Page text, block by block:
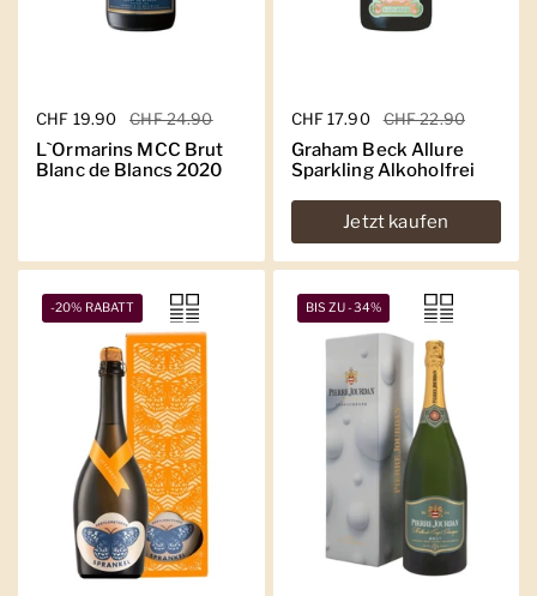
Regulärer Preis
CHF 19.90 Sale-Preis
CHF 24.90
L`Ormarins MCC Brut
Blanc de Blancs 2020
Regulärer Preis
CHF 17.90 Sale-Preis
CHF 22.90
Graham Beck Allure
Sparkling Alkoholfrei
Jetzt kaufen
-20% RABATT BIS ZU -34%